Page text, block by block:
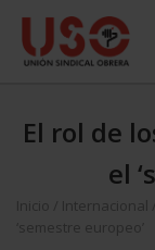
El rol de
el
Inicio Internacional
‘semestre europeo’